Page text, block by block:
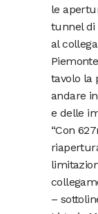
le
tunnel di
al
tavolo la
andare
e delle
“Con
–